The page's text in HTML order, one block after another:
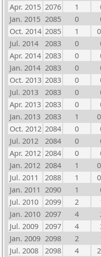
Apr. 2015 2076 1
Jan. 2015 2085 0
Oct. 2014 2085 1
Jul. 2014
2083 0
Apr. 2014 2083 0
Jan. 2014 2083 0
Oct. 2013 2083 0
Jul. 2013
2083 0
Apr. 2013 2083 0
Jan. 2013 2083 1
Oct. 2012 2084 0
Jul. 2012
2084 0
Apr. 2012 2084 0
Jan. 2012 2084 1
Jul. 2011
2088 1
Jan. 2011 2090 1
Jul. 2010
2099 2
Jan. 2010 2097 4
Jul. 2009
2097 4
Jan. 2009 2098 2
Jul. 2008
2098 4